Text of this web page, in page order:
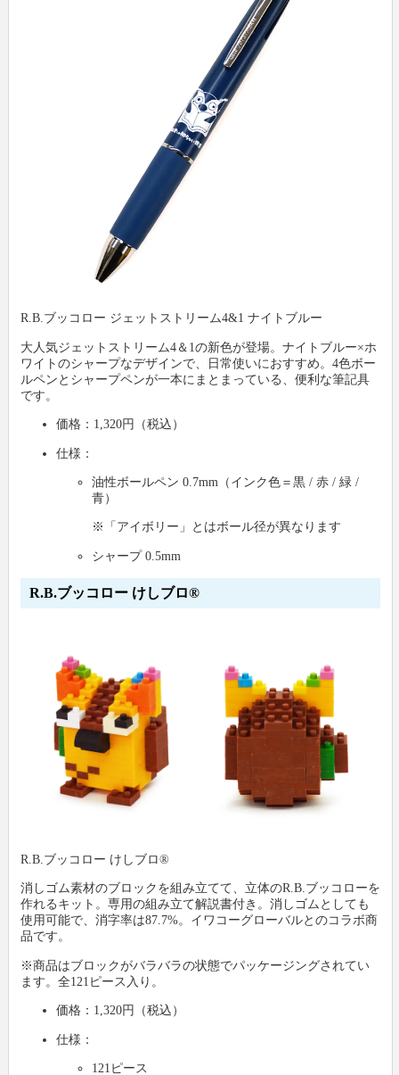
R.B.ブッコロー ジェットストリーム4&1 ナイトブルー
大人気ジェットストリーム4＆1の新色が登場。ナイトブルー×ホ
ワイトのシャープなデザインで、日常使いにおすすめ。4色ボー
ルペンとシャープペンが一本にまとまっている、便利な筆記具
です。
価格：1,320円（税込）
仕様：
油性ボールペン 0.7mm（インク色＝黒 / 赤 / 緑 /
青）
※「アイボリー」とはボール径が異なります
シャープ 0.5mm
R.B.ブッコロー けしブロ®
R.B.ブッコロー けしブロ®
消しゴム素材のブロックを組み立てて、立体のR.B.ブッコローを
作れるキット。専用の組み立て解説書付き。消しゴムとしても
使用可能で、消字率は87.7%。イワコーグローバルとのコラボ商
品です。
※商品はブロックがバラバラの状態でパッケージングされてい
ます。全121ピース入り。
価格：1,320円（税込）
仕様：
121ピース